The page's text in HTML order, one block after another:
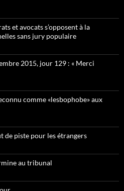
et avocats s’opposent à la
sans jury populaire
2015, jour 129 : « Merci
comme «lesbophobe» aux
de piste pour les étrangers
au tribunal